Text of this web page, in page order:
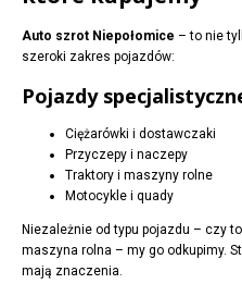
Auto szrot Niepołomice – to nie
szeroki zakres pojazdów:
Pojazdy
Ciężarówki i dostawczaki
Przyczepy i naczepy
Traktory i maszyny rolne
Motocykle i quady
Niezależnie od typu pojazdu – czy
maszyna rolna – my go odkupimy.
mają znaczenia.